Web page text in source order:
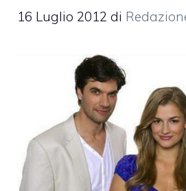
16 Luglio 2012 di